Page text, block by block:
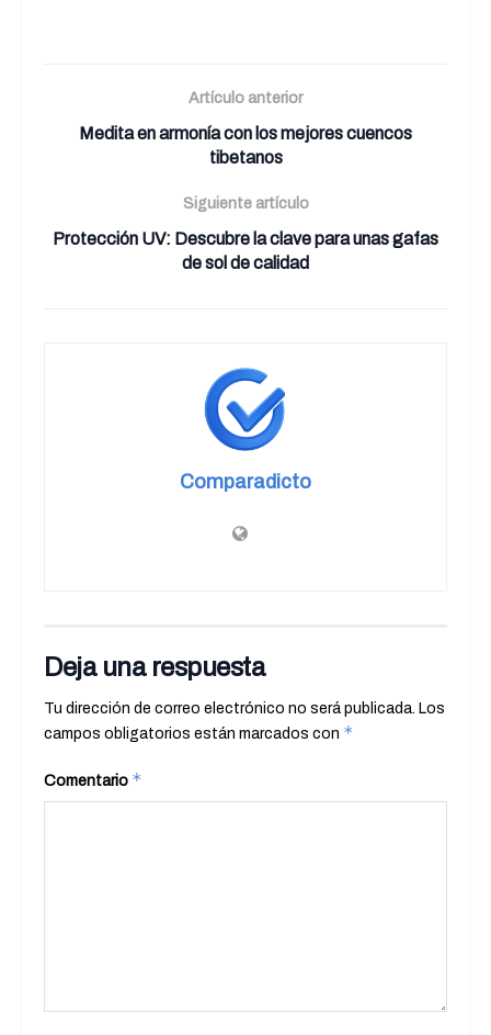
Artículo anterior
Medita en armonía con los mejores cuencos
tibetanos
Siguiente artículo
Protección UV: Descubre la clave para unas gafas
de sol de calidad
Comparadicto
Deja una respuesta
Tu dirección de correo electrónico no será publicada. Los
campos obligatorios están marcados con *
Comentario *